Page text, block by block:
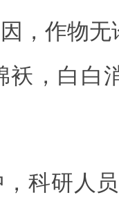
，作物
袄，白白
科研人